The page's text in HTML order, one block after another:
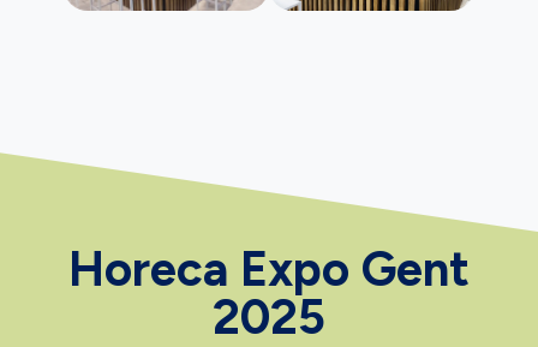
Horeca Expo Gent
2025